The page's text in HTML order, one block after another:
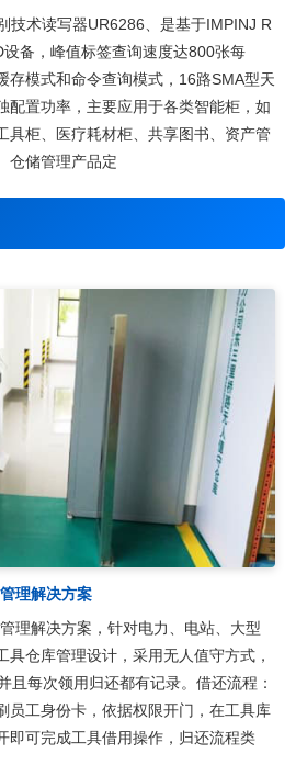
技术读写器UR6286、是基于IMPINJ R
备，峰值标签查询速度达800张每
存模式和命令查询模式，16路SMA型天
配置功率，主要应用于各类智能柜，如
具柜、医疗耗材柜、共享图书、资产管
仓储管理产品定
理解决方案
理解决方案，针对电力、电站、大型
具仓库管理设计，采用无人值守方式，
且每次领用归还都有记录。借还流程：
员工身份卡，依据权限开门，在工具库
即可完成工具借用操作，归还流程类